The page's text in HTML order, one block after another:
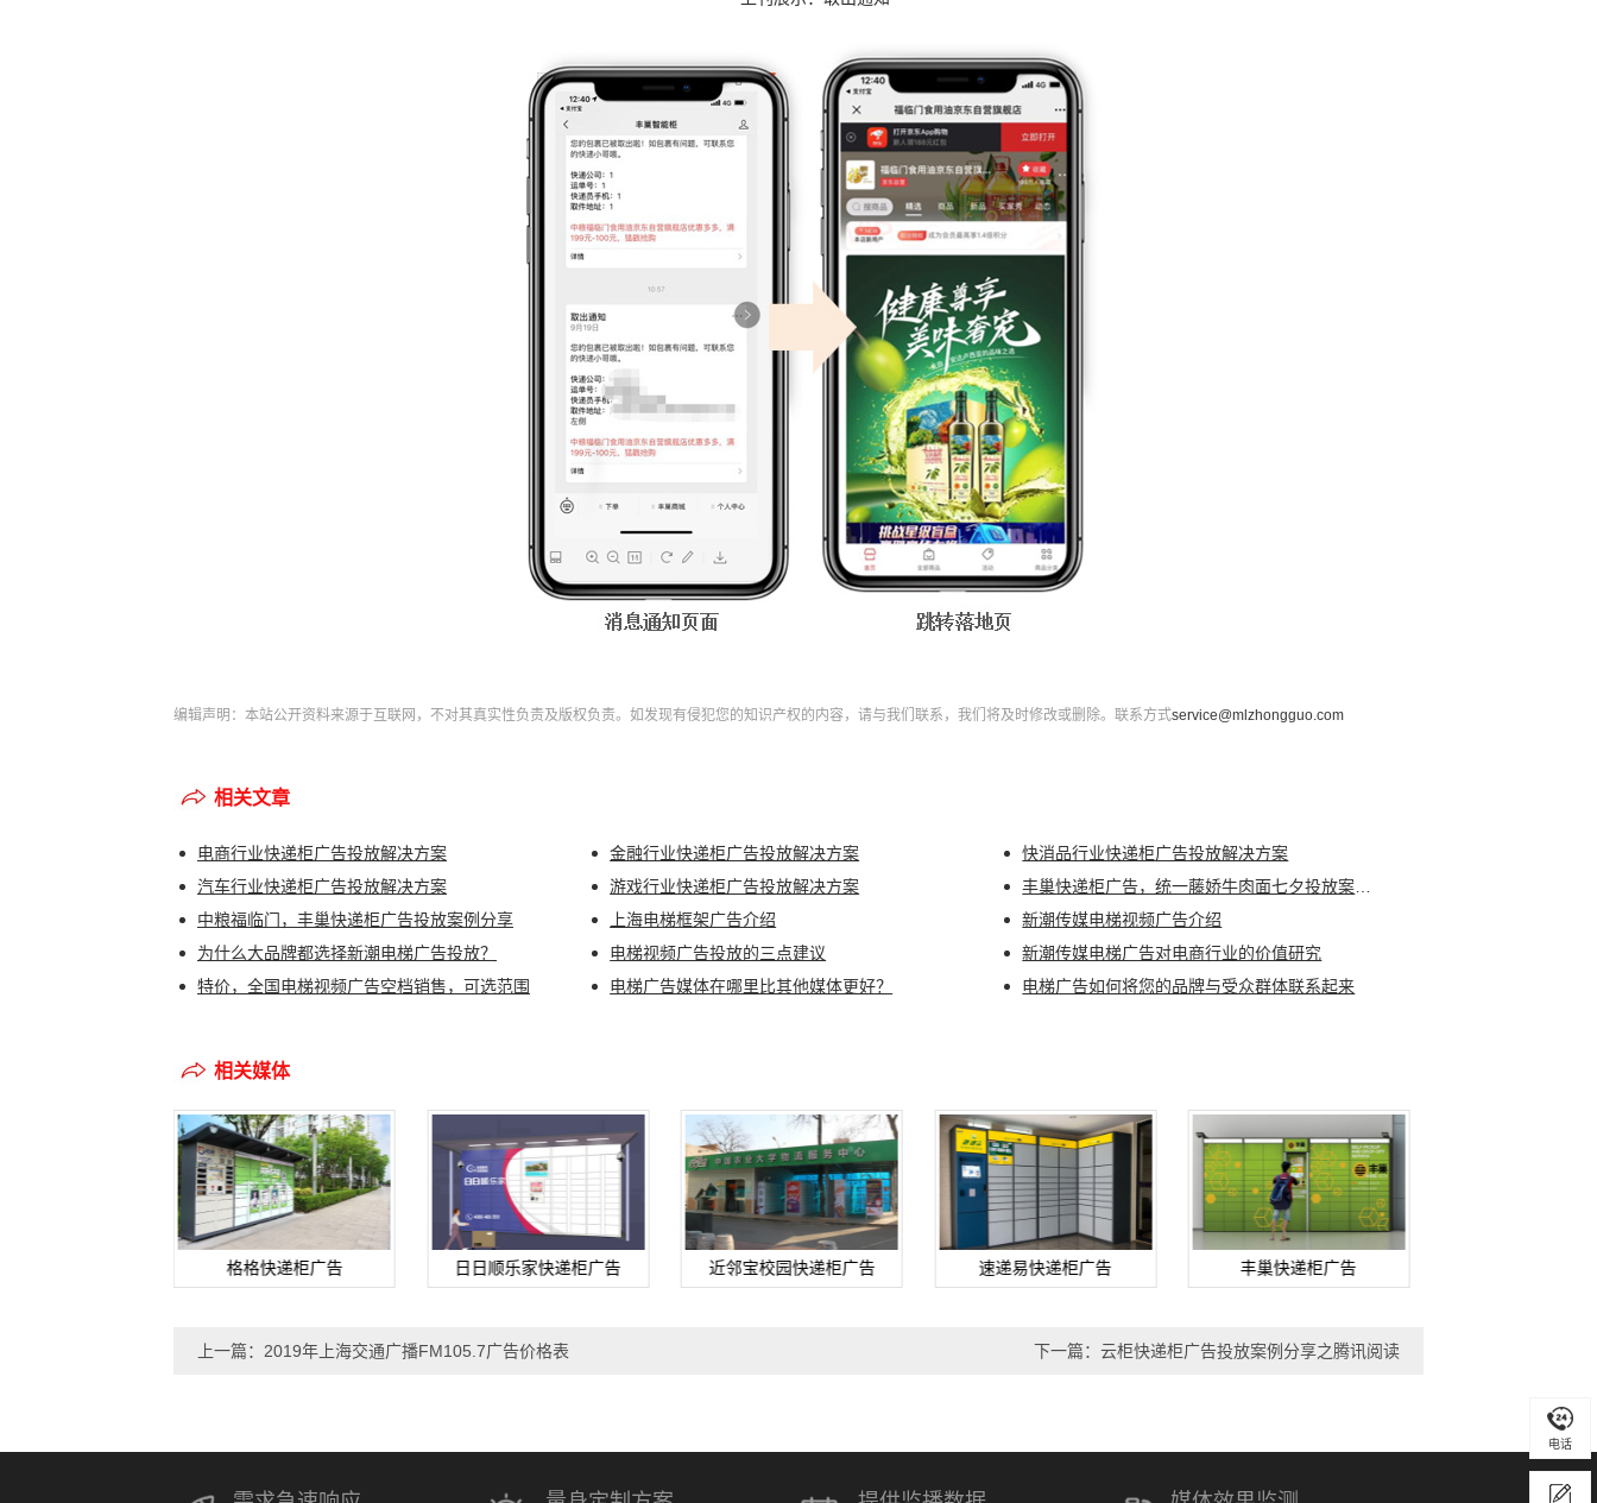
编辑声明：本站公开资料来源于互联网，不对其真实性负责及版权负责。如发现有侵犯您的知识产权的内容，请与我们联系，我们将及时修改或删除。联系方式service@mlzhongguo.com
相关文章
电商行业快递柜广告投放解决方案 金融行业快递柜广告投放解决方案
快消品行业快递柜广告投放解决方案
汽车行业快递柜广告投放解决方案
游戏行业快递柜广告投放解决方案
中粮福临门，丰巢快递柜广告投放案例分享
上海电梯框架广告介绍
新潮传媒电梯视频广告介绍
为什么大品牌都选择新潮电梯广告投放？
电梯视频广告投放的三点建议
新潮传媒电梯广告对电商行业的价值研究
特价，全国电梯视频广告空档销售，可选范围
电梯广告媒体在哪里比其他媒体更好？ 电梯广告如何将您的品牌与受众群体联系起来
相关媒体
格格快递柜广告 日日顺乐家快递柜广告 近邻宝校园快递柜广告 速递易快递柜广告 丰巢快递柜广告
上一篇：2019年上海交通广播FM105.7广告价格表 下一篇：云柜快递柜广告投放案例分享之腾讯阅读
电话